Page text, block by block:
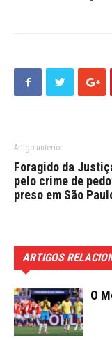
Artigo anterior
Foragido da
pelo crime de
preso em São
ARTIGOS
O